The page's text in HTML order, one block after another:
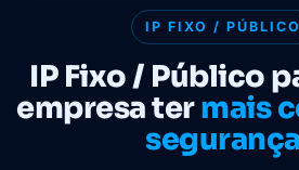
IP FIXO / PÚBLICO
IP Fixo / Público
empresa termais
segurança